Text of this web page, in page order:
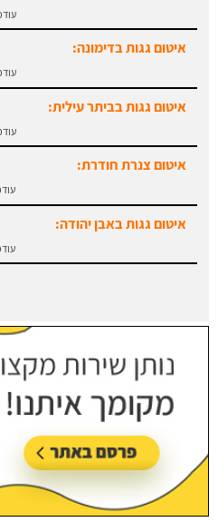
איטום גגות בדימונה:
איטום גגות בביתר עילית:
איטום צנרת חודרת:
איטום גגות באבן יהודה: